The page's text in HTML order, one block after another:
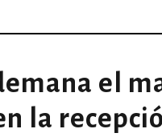
el
la